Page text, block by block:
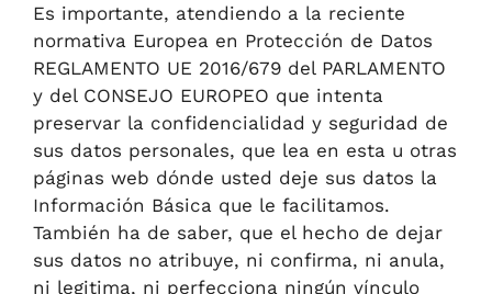
Es importante, atendiendo a la reciente
normativa Europea en Protección de Datos
REGLAMENTO UE 2016/679 del PARLAMENTO
y del CONSEJO EUROPEO que intenta
preservar la confidencialidad y seguridad de
sus datos personales, que lea en esta u otras
páginas web dónde usted deje sus datos la
Información Básica que le facilitamos.
También ha de saber, que el hecho de dejar
sus datos no atribuye, ni confirma, ni anula,
ni legitima, ni perfecciona ningún vínculo